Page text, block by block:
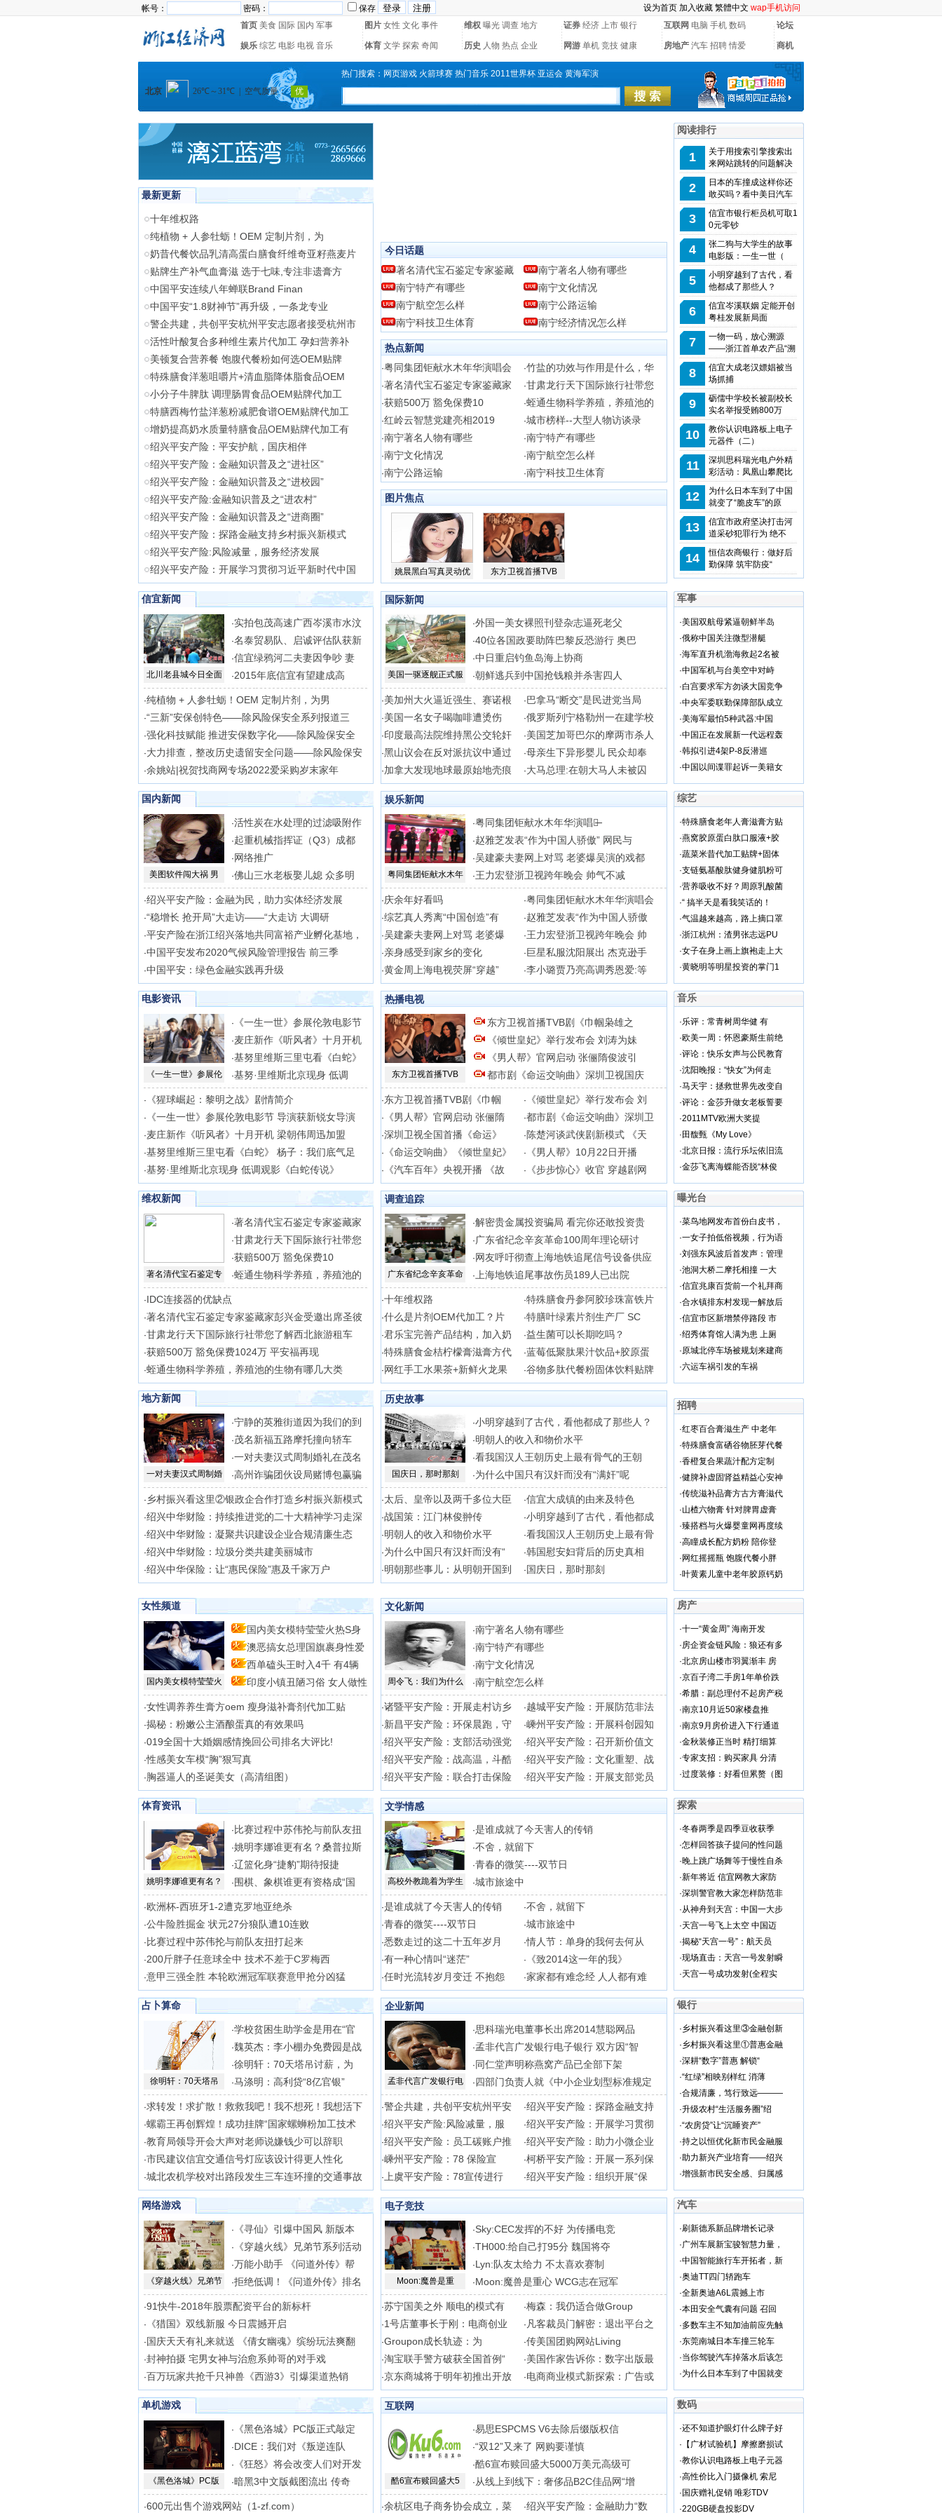
帐号： 密码： 保存 设为首页 加入收藏 繁體中文 wap手机访问
首页 美食 国际 国内 军事 图片 女性 文化 事件 维权 曝光 调查 地方 证券 经济 上市 银行 互联网 电脑 手机 数码 论坛
娱乐 综艺 电影 电视 音乐 体育 文学 探索 奇闻 历史 人物 热点 企业 网游 单机 竞技 健康 房地产 汽车 招聘 情爱 商机
热门搜索： 网页游戏 火箭球赛 热门音乐 2011世界杯 亚运会 黄海军演
最新更新
十年维权路
纯植物 + 人参牡蛎！OEM 定制片剂，为
奶昔代餐饮品乳清高蛋白膳食纤维奇亚籽燕麦片
贴牌生产补气血膏滋 选于七味,专注非遗膏方
中国平安连续八年蝉联Brand Finan
中国平安“1.8财神节”再升级，一条龙专业
警企共建，共创平安杭州平安志愿者接受杭州市
活性叶酸复合多种维生素片代加工 孕妇营养补
美顿复合营养餐 饱腹代餐粉如何选OEM贴牌
特殊膳食洋葱咀嚼片+清血脂降体脂食品OEM
小分子牛脾肽 调理肠胃食品OEM贴牌代加工
特膳西梅竹盐洋葱粉减肥食谱OEM贴牌代加工
增奶提髙奶水质量特膳食品OEM贴牌代加工有
绍兴平安产险：平安护航，国庆相伴
绍兴平安产险：金融知识普及之“进社区”
绍兴平安产险：金融知识普及之“进校园”
绍兴平安产险:金融知识普及之“进农村”
绍兴平安产险：金融知识普及之“进商圈”
绍兴平安产险：探路金融支持乡村振兴新模式
绍兴平安产险:风险减量，服务经济发展
绍兴平安产险：开展学习贯彻习近平新时代中国
今日话题
著名清代宝石鉴定专家鉴藏
南宁著名人物有哪些
南宁特产有哪些
南宁文化情况
南宁航空怎么样
南宁公路运输
南宁科技卫生体育
南宁经济情况怎么样
热点新闻
·粤同集团钜献水木年华演唱会 ·竹盐的功效与作用是什么，华
·著名清代宝石鉴定专家鉴藏家 ·甘肃龙行天下国际旅行社带您
·获赔500万 豁免保费10 ·蛭通生物科学养殖，养殖池的
·红岭云智慧党建亮相2019 ·城市榜样--大型人物访谈录
·南宁著名人物有哪些 ·南宁特产有哪些
·南宁文化情况 ·南宁航空怎么样
·南宁公路运输 ·南宁科技卫生体育
图片焦点
姚晨黑白写真灵动优 东方卫视首播TVB
阅读排行
1
关于用搜索引擎搜索出
来网站跳转的问题解决
2
日本的车撞成这样你还
敢买吗？看中美日汽车
3
信宜市银行柜员机可取1
0元零钞
4
张二狗与大学生的故事
电影版：一生一世（
5
小明穿越到了古代，看
他都成了那些人？
6
信宜岑溪联姻 定能开创
粤桂发展新局面
7
一物一码，放心溯源
——浙江首单农产品“溯
8
信宜大成老汉嫖娼被当
场抓捕
9
砺儒中学校长被副校长
实名举报受贿800万
10
教你认识电路板上电子
元器件（二）
11
深圳思科瑞光电户外精
彩活动：凤凰山攀爬比
12
为什么日本车到了中国
就变了“脆皮车”的原
13
信宜市政府坚决打击河
道采砂犯罪行为 绝不
14
恒信农商银行：做好后
勤保障 筑牢防疫“
信宜新闻
北川老县城今日全面
·实拍包茂高速广西岑溪市水汶
·名泰贸易队、启诚评估队获新
·信宜绿鸦河二夫妻因争吵 妻
·2015年底信宜有望建成高
·纯植物 + 人参牡蛎！OEM 定制片剂，为男
·“三新”安保创特色——除风险保安全系列报道三
·强化科技赋能 推进安保数字化——除风险保安全
·大力排查，整改历史遗留安全问题——除风险保安
·余姚站|祝贺找商网专场2022爱采购岁末家年
国际新闻
美国一驱逐舰正式服
·外国一美女裸照刊登杂志逼死老父
·40位各国政要助阵巴黎反恐游行 奥巴
·中日重启钓鱼岛海上协商
·朝鲜逃兵到中国抢钱粮并杀害四人
·美加州大火逼近强生、赛诺根 ·巴拿马“断交”是民进党当局
·美国一名女子喝咖啡遭烫伤 ·俄罗斯列宁格勒州一在建学校
·印度最高法院维持黑公交轮奸 ·美国芝加哥巴尔的摩两市杀人
·黑山议会在反对派抗议中通过 ·母亲生下异形婴儿 民众却奉
·加拿大发现地球最原始地壳痕 ·大马总理:在朝大马人未被囚
军事
·美国双航母紧逼朝鲜半岛
·俄称中国关注微型潜艇
·海军直升机渤海救起2名被
·中国军机与台美空中对峙
·白宫要求军方勿谈大国竞争
·中央军委联勤保障部队成立
·美海军最怕5种武器:中国
·中国正在发展新一代远程轰
·韩拟引进4架P-8反潜巡
·中国以间谍罪起诉一美籍女
国内新闻
美图软件闯大祸 男
·活性炭在水处理的过滤吸附作
·起重机械指挥证（Q3）成都
·网络推广
·佛山三水老板娶儿媳 众多明
·绍兴平安产险：金融为民，助力实体经济发展
·“稳增长 抢开局”大走访——“大走访 大调研
·平安产险在浙江绍兴落地共同富裕产业孵化基地，
·中国平安发布2020气候风险管理报告 前三季
·中国平安：绿色金融实践再升级
娱乐新闻
粤同集团钜献水木年
·粤同集团钜献水木年华演唱会̶
·赵雅芝发表“作为中国人骄傲” 网民与
·吴建豪夫妻网上对骂 老婆爆吴演的戏都
·王力宏登浙卫视跨年晚会 帅气不减
·庆余年好看吗 ·粤同集团钜献水木年华演唱会
·综艺真人秀离“中国创造”有 ·赵雅芝发表“作为中国人骄傲
·吴建豪夫妻网上对骂 老婆爆 ·王力宏登浙卫视跨年晚会 帅
·亲身感受到家乡的变化 ·巨星私服沈阳展出 杰克逊手
·黄金周上海电视荧屏“穿越” ·李小璐贾乃亮高调秀恩爱:等
综艺
·特殊膳食老年人膏滋膏方贴
·燕窝胶原蛋白肽口服液+胶
·蔬菜米昔代加工贴牌+固体
·支链氨基酸肽健身健肌粉可
·营养吸收不好？周原乳酸菌
·“ 搞半天是看我笑话的！
·气温越来越高，路上摘口罩
·浙江杭州：渣男张志远PU
·女子在身上画上旗袍走上大
·黄晓明等明星投资的掌门1
电影资讯
《一生一世》参展伦
· 《一生一世》参展伦敦电影节
·麦庄新作《听风者》十月开机
·基努里维斯三里屯看《白蛇》
·基努·里维斯北京现身 低调
· 《猩球崛起：黎明之战》剧情简介
· 《一生一世》参展伦敦电影节 导演获新锐女导演
·麦庄新作《听风者》十月开机 梁朝伟周迅加盟
·基努里维斯三里屯看《白蛇》 杨子：我们底气足
·基努·里维斯北京现身 低调观影《白蛇传说》
热播电视
东方卫视首播TVB
东方卫视首播TVB剧《巾帼枭雄之
《倾世皇妃》举行发布会 刘涛为妹
《男人帮》官网启动 张俪隋俊波引
都市剧《命运交响曲》深圳卫视国庆
·东方卫视首播TVB剧《巾帼 · 《倾世皇妃》举行发布会 刘
· 《男人帮》官网启动 张俪隋 ·都市剧《命运交响曲》深圳卫
·深圳卫视全国首播《命运》 · 陈楚河谈武侠剧新模式 《天
· 《命运交响曲》《倾世皇妃》 · 《男人帮》10月22日开播
· 《汽车百年》央视开播 《故 · 《步步惊心》收官 穿越剧网
音乐
·乐评：常青树周华健 有
·欧美一周：怀恩豪斯生前绝
·评论：快乐女声与公民教育
·沈阳晚报：“快女”为何走
·马天宇：拯救世界先改变自
·评论：金莎升做女老板誓要
·2011MTV欧洲大奖提
· 田馥甄《My Love》
·北京日报：流行乐坛依旧流
·金莎飞离海蝶能否脱“林俊
维权新闻
著名清代宝石鉴定专
·著名清代宝石鉴定专家鉴藏家
·甘肃龙行天下国际旅行社带您
·获赔500万 豁免保费10
·蛭通生物科学养殖，养殖池的
·IDC连接器的优缺点
·著名清代宝石鉴定专家鉴藏家彭兴金受邀出席圣彼
·甘肃龙行天下国际旅行社带您了解西北旅游租车
·获赔500万 豁免保费1024万 平安福再现
·蛭通生物科学养殖，养殖池的生物有哪几大类
调查追踪
广东省纪念辛亥革命
·解密贵金属投资骗局 看完你还敢投资贵
· 广东省纪念辛亥革命100周年理论研讨
·网友呼吁彻查上海地铁追尾信号设备供应
· 上海地铁追尾事故伤员189人已出院
·十年维权路 ·特殊膳食丹参阿胶珍珠富铁片
·什么是片剂OEM代加工？片 ·特膳叶绿素片剂生产厂 SC
·君乐宝完善产品结构，加入奶 ·益生菌可以长期吃吗？
·特殊膳食金桔柠檬膏滋膏方代 ·蓝莓低聚肽果汁饮品+胶原蛋
·网红手工水果茶+新鲜火龙果 ·谷物多肽代餐粉固体饮料贴牌
曝光台
·菜鸟地网发布首份白皮书，
·一女子拍低俗视频，行为语
·刘强东风波后首发声：管理
·池洞大桥二摩托相撞 一大
·信宜兆康百货前一个礼拜商
·合水镇排东村发现一解放后
·信宜市区新增禁停路段 市
·绍秀体育馆人满为患 上厕
·原城北停车场被规划来建商
·六运车祸引发的车祸
地方新闻
一对夫妻汉式周制婚
·宁静的英雅街道因为我们的到
·茂名新福五路摩托撞向轿车
·一对夫妻汉式周制婚礼在茂名
·高州诈骗团伙设局赌博包赢骗
· 乡村振兴看这里②银政企合作打造乡村振兴新模式
·绍兴中华财险：持续推进党的二十大精神学习走深
·绍兴中华财险：凝聚共识建设企业合规清廉生态
·绍兴中华财险：垃圾分类共建美丽城市
·绍兴中华保险：让“惠民保险”惠及千家万户
历史故事
国庆日，那时那刻
·小明穿越到了古代，看他都成了那些人？
·明朝人的收入和物价水平
·看我国汉人王朝历史上最有骨气的王朝
·为什么中国只有汉奸而没有“满奸”呢
·太后、皇帝以及两千多位大臣 ·信宜大成镇的由来及特色
·战国策：江门林俊翀传 ·小明穿越到了古代，看他都成
·明朝人的收入和物价水平 ·看我国汉人王朝历史上最有骨
·为什么中国只有汉奸而没有“ ·韩国慰安妇背后的历史真相
·明朝那些事儿：从明朝开国到 · 国庆日，那时那刻
招聘
·红枣百合膏滋生产 中老年
·特殊膳食富硒谷物胚芽代餐
·香橙复合果蔬汁配方定制
·健脾补虚固肾益精益心安神
·传统滋补品膏方古方膏滋代
·山楂六物膏 针对脾胃虚膏
·臻搭档与火爆婴童网再度续
·高瞳成长配方奶粉 陪你登
· 网红摇摇瓶 饱腹代餐小胖
·叶黄素儿童中老年胶原钙奶
女性频道
国内美女模特莹莹火
国内美女模特莹莹火热S身
型 澳恶搞女总理国旗裹身性爱
场 西单磕头王时入4千 有4辆
印度小镇丑陋习俗 女人做性
·女性调养养生膏方oem 瘦身滋补膏剂代加工贴
·揭秘：粉嫩公主酒酿蛋真的有效果吗
·019全国十大婚姻感情挽回公司排名大评比!
·性感美女车模“胸”狠写真
· 胸器逼人的圣诞美女（高清组图）
文化新闻
周令飞：我们为什么
·南宁著名人物有哪些
·南宁特产有哪些
·南宁文化情况
·南宁航空怎么样
·诸暨平安产险：开展走村访乡 ·越城平安产险：开展防范非法
·新昌平安产险：环保晨跑，守 ·嵊州平安产险：开展科创园知
·绍兴平安产险：支部活动强党 ·绍兴平安产险：召开新价值文
·绍兴平安产险：战高温，斗酷 ·绍兴平安产险：文化重塑、战
·绍兴平安产险：联合打击保险 ·绍兴平安产险：开展支部党员
房产
·十一“黄金周” 海南开发
·房企资金链风险：狼还有多
·北京房山楼市羽翼渐丰 房
·京百子湾二手房1年单价跌
·希腊：副总理付不起房产税
·南京10月近50家楼盘推
·南京9月房价进入下行通道
·金秋装修正当时 精打细算
·专家支招：购买家具 分清
·过度装修：好看但累赘（图
体育资讯
姚明李娜谁更有名？
· 比赛过程中苏伟抡与前队友扭
·姚明李娜谁更有名？桑普拉斯
·辽篮化身“捷豹”期待报捷
· 围棋、象棋谁更有资格成“国
·欧洲杯-西班牙1-2遭克罗地亚绝杀
·公牛险胜掘金 状元27分狼队遭10连败
· 比赛过程中苏伟抡与前队友扭打起来
·200斤胖子任意球全中 技术不差于C罗梅西
·意甲三强全胜 本轮欧洲冠军联赛意甲抢分凶猛
文学情感
高校外教跪着为学生
·是谁成就了今天害人的传销
·不舍，就留下
·青春的微笑----双节日
·城市旅途中
·是谁成就了今天害人的传销 ·不舍，就留下
·青春的微笑----双节日 ·城市旅途中
·悉数走过的这二十五年岁月 ·情人节：单身的我何去何从
·有一种心情叫“迷茫” · 《致2014这一年的我》
·任时光流转岁月变迁 不抱怨 ·家家都有难念经 人人都有难
探索
·冬春两季是四季豆收获季
·怎样回答孩子提问的性问题
·晚上跳广场舞等于慢性自杀
·新年将近 信宜网教大家防
·深圳警官教大家怎样防范非
·从神舟到天宫：中国一大步
·天宫一号飞上太空 中国迈
·揭秘“天宫一号”：航天员
·现场直击：天宫一号发射瞬
·天宫一号成功发射(全程实
占卜算命
徐明轩：70天塔吊
·学校贫困生助学金是用在“官
·魏英杰：李小棚办免费园是战
·徐明轩：70天塔吊讨薪，为
·马涤明：高利贷“8亿官银”
·求转发！求扩散！救救我吧！我不想死！我想活下
·螺霸王再创辉煌！成功挂牌“国家螺蛳粉加工技术
·教育局领导开会大声对老师说嫌钱少可以辞职
·市民建议信宜交通信号灯应该设计得更人性化
·城北农机学校对出路段发生三车连环撞的交通事故
企业新闻
孟非代言广发银行电
·思科瑞光电董事长出席2014慧聪网品
·孟非代言广发银行电子银行 双方因“智
·同仁堂声明称燕窝产品已全部下架
·四部门负责人就《中小企业划型标准规定
·警企共建，共创平安杭州平安 ·绍兴平安产险：探路金融支持
·绍兴平安产险:风险减量，服 ·绍兴平安产险：开展学习贯彻
·绍兴平安产险：员工碳账户推 ·绍兴平安产险：助力小微企业
·嵊州平安产险：78 保险宣 ·柯桥平安产险：开展一系列保
· 上虞平安产险：78宣传进行 ·绍兴平安产险：组织开展“保
银行
· 乡村振兴看这里③金融创新
· 乡村振兴看这里①普惠金融
·深耕“数字”普惠 解锁“
·“红绿”相映别样红 消薄
·合规清廉，笃行致远———
·升级农村“生活服务圈”绍
·“农房贷”让“沉睡资产”
·持之以恒优化新市民金融服
·助力新兴产业培育——绍兴
·增强新市民安全感、归属感
网络游戏
《穿越火线》兄弟节
· 《寻仙》引爆中国风 新版本
· 《穿越火线》兄弟节系列活动
·万能小助手 《问道外传》帮
·拒绝低调！《问道外传》排名
·91快牛-2018年股票配资平台的新标杆
· 《猎国》双线新服 今日震撼开启
· 国庆天天有礼来就送 《倩女幽魂》缤纷玩法爽翻
·封神拍摄 宅男女神与治愈系帅哥的对手戏
·百万玩家共抢千只神兽《西游3》引爆渠道热销
电子竞技
Moon:魔兽是重
·Sky:CEC发挥的不好 为传播电竞
·TH000:给自己打95分 魏国将夺
·Lyn:队友太给力 不太喜欢赛制
·Moon:魔兽是重心 WCG志在冠军
·苏宁国美之外 顺电的模式有 ·梅森：我仍适合做Group
·1号店董事长于刚：电商创业 · 凡客裁员门解密：退出平台之
·Groupon成长轨迹：为 ·传美国团购网站Living
·淘宝联手警方破获全国首例“ ·美国作家告诉你：数字出版最
·京东商城将于明年初推出开放 ·电商商业模式新探索：广告或
汽车
·刷新德系新品牌增长记录
·广州车展新宝骏智慧力量，
·中国智能旅行车开拓者，新
·奥迪TT四门轿跑车
·全新奥迪A6L震撼上市
·本田安全气囊有问题 召回
·多数车主不知加油前应先触
·东莞南城日本车撞三轮车
·当你驾驶汽车掉落水后该怎
·为什么日本车到了中国就变
单机游戏
《黑色洛城》PC版
· 《黑色洛城》PC版正式敲定
·DICE：我们对《叛逆连队
· 《狂怒》将会改变人们对开发
·暗黑3中文版截图流出 传奇
·600元出售个游戏网站（1-zf.com）
互联网
酷6宣布赎回盛大5
·易思ESPCMS V6去除后缀版权信
·“双12”又来了 网购要谨慎
·酷6宣布赎回盛大5000万美元高级可
· 从线上到线下：奢侈品B2C佳品网“增
·余杭区电子商务协会成立，菜 ·绍兴平安产险：金融助力“数
数码
·还不知道护眼灯什么牌子好
· 【广材试验机】摩擦磨损试
·教你认识电路板上电子元器
·高性价比入门摄像机 索尼
· 国庆赠礼促销 唯彩TDV
·220GB硬盘投影DV